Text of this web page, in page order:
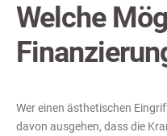
Welche
Wer einen ästhetischen
davon ausgehen, dass die